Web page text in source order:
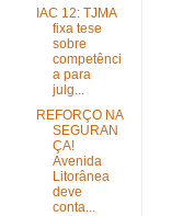
IAC 12: TJMA
fixa tese
sobre
competênci
a para
julg...
REFORÇO NA
SEGURAN
ÇA!
Avenida
Litorânea
deve
conta...